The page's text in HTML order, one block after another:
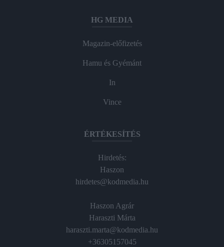
HG MEDIA
Magazin-előfizetés
Hamu és Gyémánt
In
Vince
ÉRTÉKESÍTÉS
Hirdetés:
Haszon
hirdetes@kodmedia.hu
Haszon Agrár
Haraszti Márta
haraszti.marta@kodmedia.hu
+36305157045